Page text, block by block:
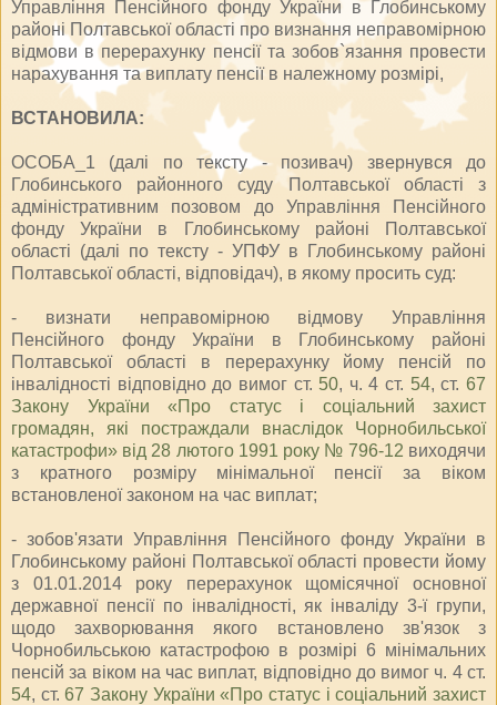
Управління Пенсійного фонду України в Глобинському
районі Полтавської області про визнання неправомірною
відмови в перерахунку пенсії та зобов`язання провести
нарахування та виплату пенсії в належному розмірі,
ВСТАНОВИЛА:
ОСОБА_1 (далі по тексту - позивач) звернувся до
Глобинського районного суду Полтавської області з
адміністративним позовом до Управління Пенсійного
фонду України в Глобинському районі Полтавської
області (далі по тексту - УПФУ в Глобинському районі
Полтавської області, відповідач), в якому просить суд:
- визнати неправомірною відмову Управління
Пенсійного фонду України в Глобинському районі
Полтавської області в перерахунку йому пенсій по
інвалідності відповідно до вимог ст. 50, ч. 4 ст. 54, ст.67
Закону України «Про статус і соціальний захист
громадян, які постраждали внаслідок Чорнобильської
катастрофи» від 28 лютого 1991 року № 796-12 виходячи
з кратного розміру мінімальної пенсії за віком
встановленої законом на час виплат;
- зобов'язати Управління Пенсійного фонду України в
Глобинському районі Полтавської області провести йому
з 01.01.2014 року перерахунок щомісячної основної
державної пенсії по інвалідності, як інваліду 3-ї групи,
щодо захворювання якого встановлено зв'язок з
Чорнобильською катастрофою в розмірі 6 мінімальних
пенсій за віком на час виплат, відповідно до вимог ч. 4 ст.
54, ст.67 Закону України «Про статус і соціальний захист